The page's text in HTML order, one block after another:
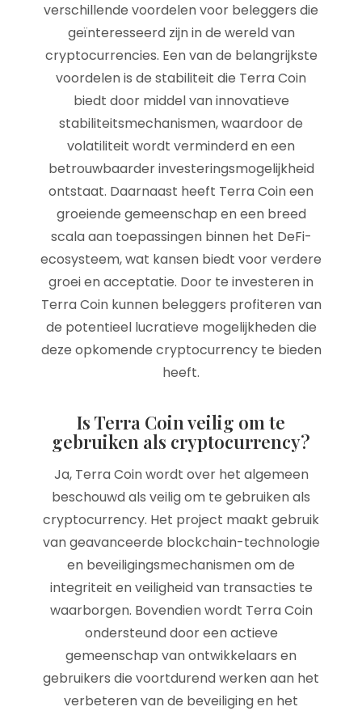
verschillende voordelen voor beleggers die
geïnteresseerd zijn in de wereld van
cryptocurrencies. Een van de belangrijkste
voordelen is de stabiliteit die Terra Coin
biedt door middel van innovatieve
stabiliteitsmechanismen, waardoor de
volatiliteit wordt verminderd en een
betrouwbaarder investeringsmogelijkheid
ontstaat. Daarnaast heeft Terra Coin een
groeiende gemeenschap en een breed
scala aan toepassingen binnen het DeFi-
ecosysteem, wat kansen biedt voor verdere
groei en acceptatie. Door te investeren in
Terra Coin kunnen beleggers profiteren van
de potentieel lucratieve mogelijkheden die
deze opkomende cryptocurrency te bieden
heeft.
Is Terra Coin veilig om te
gebruiken als cryptocurrency?
Ja, Terra Coin wordt over het algemeen
beschouwd als veilig om te gebruiken als
cryptocurrency. Het project maakt gebruik
van geavanceerde blockchain-technologie
en beveiligingsmechanismen om de
integriteit en veiligheid van transacties te
waarborgen. Bovendien wordt Terra Coin
ondersteund door een actieve
gemeenschap van ontwikkelaars en
gebruikers die voortdurend werken aan het
verbeteren van de beveiliging en het